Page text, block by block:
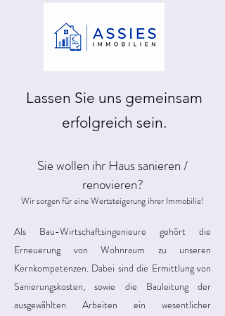
Lassen Sie uns gemeinsam
erfolgreich sein.
Sie wollen ihr Haus sanieren /
renovieren?
Wir sorgen für eine Wertsteigerung ihrer Immobilie!
Als Bau-Wirtschaftsingenieure gehört die
Erneuerung von Wohnraum zu unseren
Kernkompetenzen. Dabei sind die Ermittlung von
Sanierungskosten, sowie die Bauleitung der
ausgewählten Arbeiten ein wesentlicher